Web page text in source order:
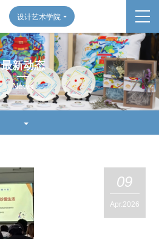
设计艺术学院
最新动态
News
09
Apr.2026